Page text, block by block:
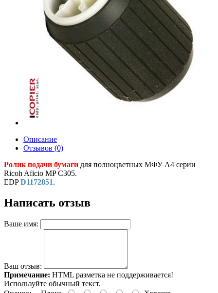
Описание
Отзывов (0)
Ролик подачи бумаги для полноцветных МФУ A4 серии
Ricoh Aficio MP C305.
EDPD1172851.
Написать отзыв
Ваше имя:
Ваш отзыв:
Примечание: HTML разметка не поддерживается!
Используйте обычный текст.